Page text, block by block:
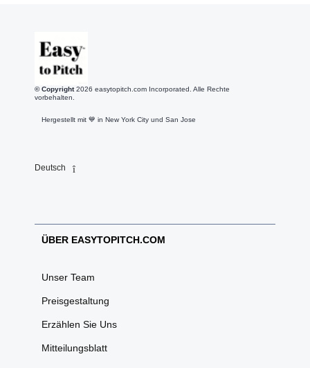
© Copyright 2026 easytopitch.com Incorporated. Alle Rechte
vorbehalten.
Hergestellt mit 💙️ in New York City und San Jose
Deutsch
ÜBER EASYTOPITCH.COM
Unser Team
Preisgestaltung
Erzählen Sie Uns
Mitteilungsblatt